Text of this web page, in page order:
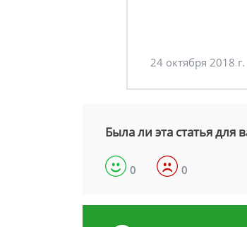
24 октября 2018
Была ли эта статья для
0 0